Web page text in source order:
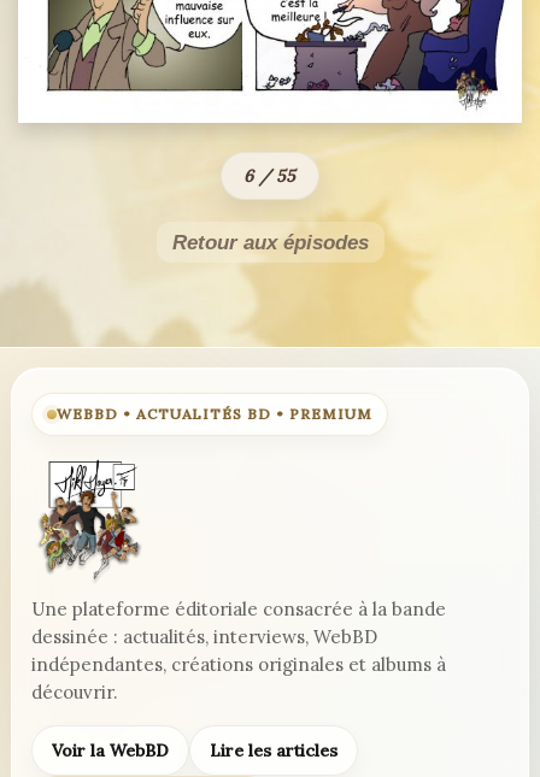
6 / 55
Retour aux épisodes
WEBBD • ACTUALITÉS BD • PREMIUM
Une plateforme éditoriale consacrée à la bande
dessinée : actualités, interviews, WebBD
indépendantes, créations originales et albums à
découvrir.
Voir la WebBD Lire les articles